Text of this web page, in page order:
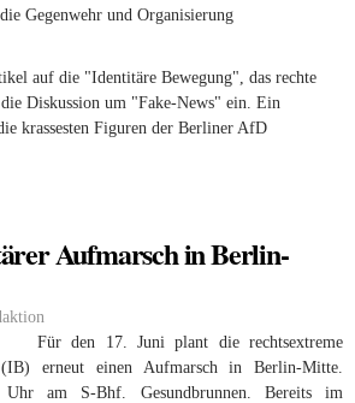
Gegenwehr und Organisierung
auf die "Identitäre Bewegung", das rechte
Diskussion um "Fake-News" ein. Ein
krassesten Figuren der Berliner AfD
Aufmarsch in Berlin-
Für den 17. Juni plant die rechtsextreme
(IB) erneut einen Aufmarsch in Berlin-Mitte.
am S-Bhf. Gesundbrunnen. Bereits im